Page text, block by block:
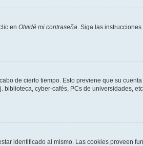
en Olvidé mi contraseña. Siga las
de cierto tiempo. Esto previene que su
cyber-cafés, PCs de universidades,
identificado al mismo. Las cookies proveen